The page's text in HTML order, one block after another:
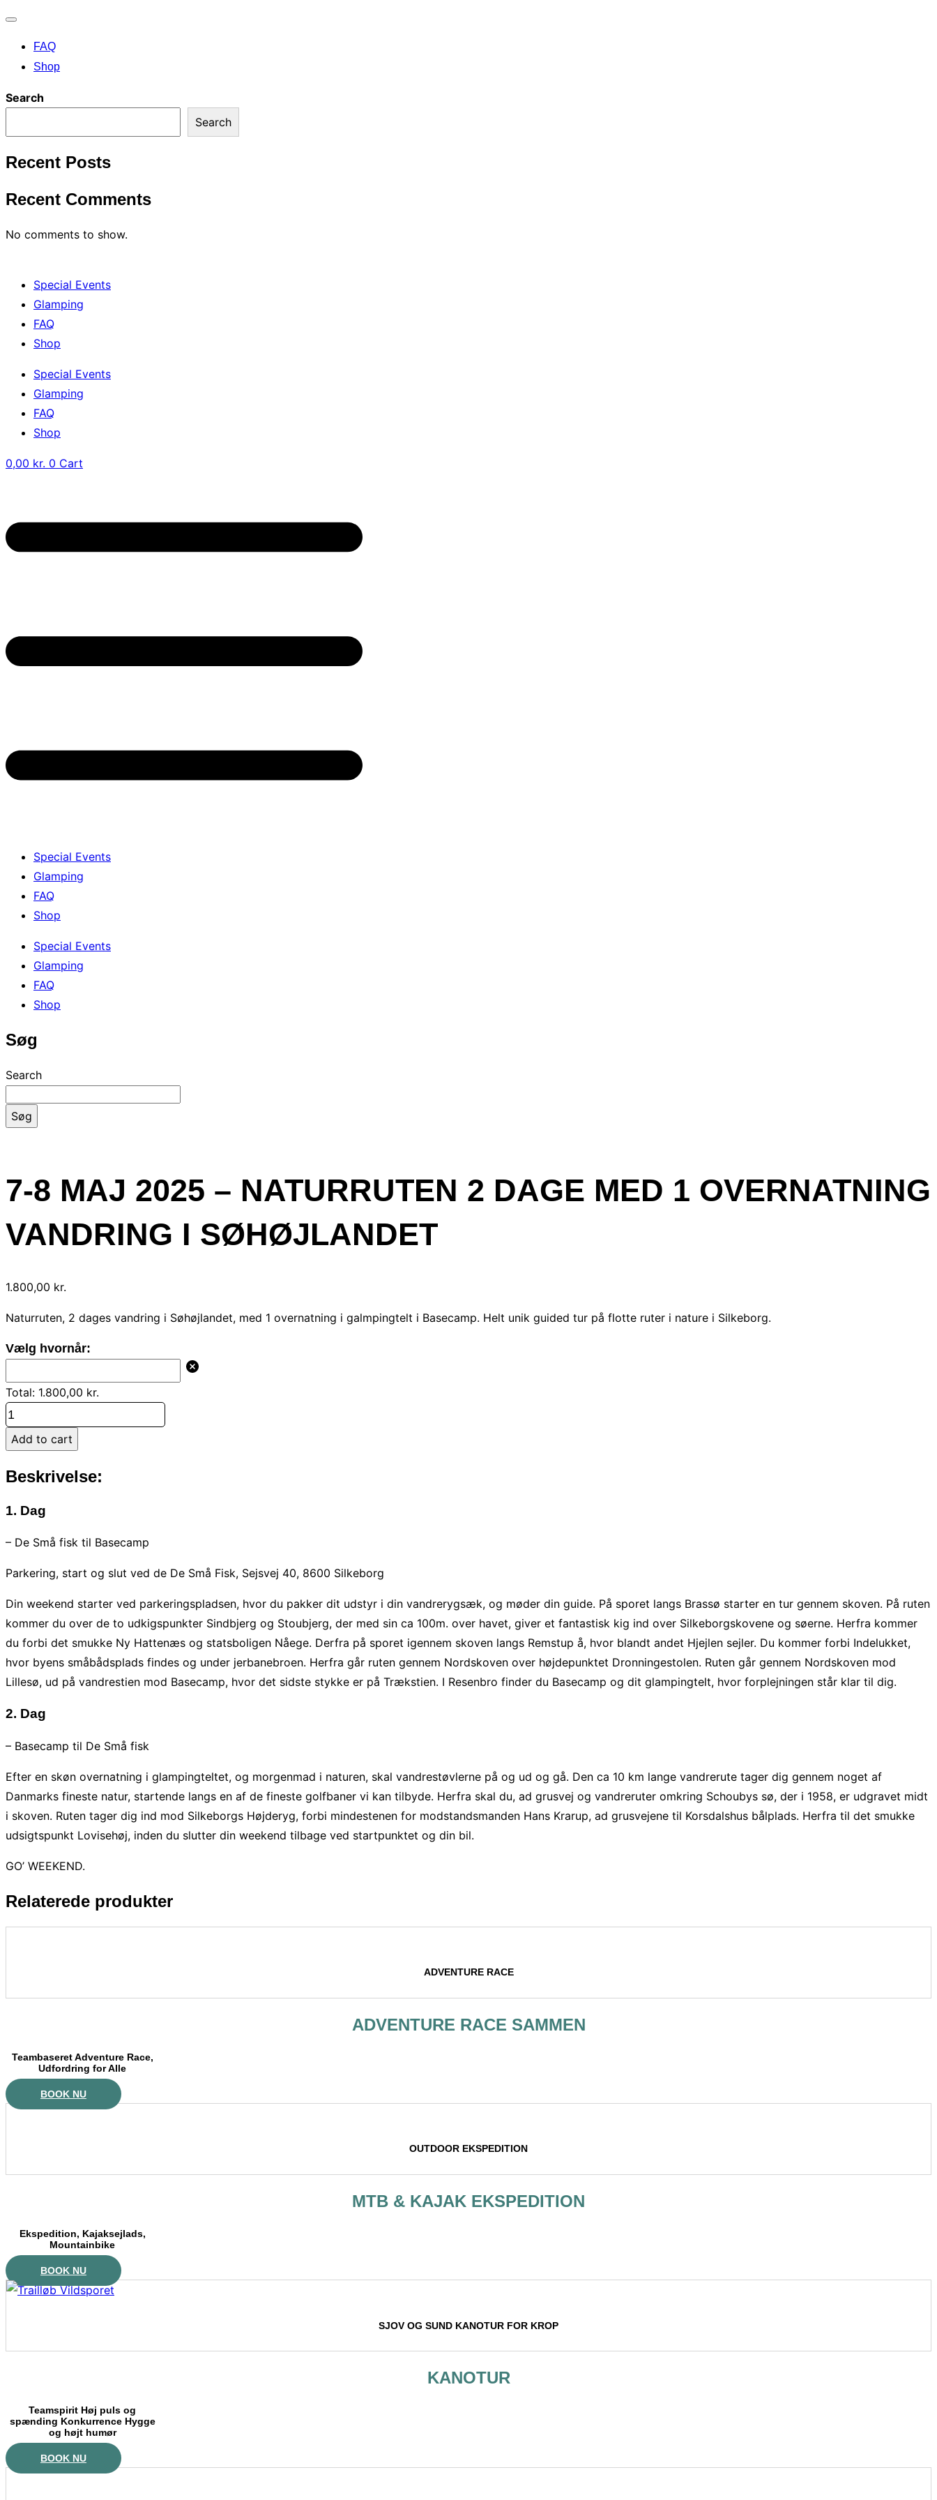
navigation
FAQ
Shop
Search
Search
Recent Posts
Recent Comments
No comments to show.
Special Events
Glamping
FAQ
Shop
Special Events
Glamping
FAQ
Shop
0,00 kr. 0 Cart
Special Events
Glamping
FAQ
Shop
Special Events
Glamping
FAQ
Shop
Søg
Search
Søg
7-8 MAJ 2025 – NATURRUTEN 2 DAGE MED 1 OVERNATNING
VANDRING I SØHØJLANDET
1.800,00 kr.
Naturruten, 2 dages vandring i Søhøjlandet, med 1 overnatning i galmpingtelt i Basecamp. Helt unik guided tur på flotte ruter i nature i Silkeborg.
Vælg hvornår:
Total: 1.800,00 kr.
7-
8
MAJ
2025
NATURRUTEN
DAGE
MED
OVERNATNING
VANDRING
I
SØHØJLANDET
quantity
Add to cart
Beskrivelse:
1. Dag
– De Små fisk til Basecamp
Parkering, start og slut ved de De Små Fisk, Sejsvej 40, 8600 Silkeborg
Din weekend starter ved parkeringspladsen, hvor du pakker dit udstyr i din vandrerygsæk, og møder din guide. På sporet langs Brassø starter en tur gennem skoven. På ruten
kommer du over de to udkigspunkter Sindbjerg og Stoubjerg, der med sin ca 100m. over havet, giver et fantastisk kig ind over Silkeborgskovene og søerne. Herfra kommer
du forbi det smukke Ny Hattenæs og statsboligen Nåege. Derfra på sporet igennem skoven langs Remstup å, hvor blandt andet Hjejlen sejler. Du kommer forbi Indelukket,
hvor byens småbådsplads findes og under jerbanebroen. Herfra går ruten gennem Nordskoven over højdepunktet Dronningestolen. Ruten går gennem Nordskoven mod
Lillesø, ud på vandrestien mod Basecamp, hvor det sidste stykke er på Trækstien. I Resenbro finder du Basecamp og dit glampingtelt, hvor forplejningen står klar til dig.
2. Dag
– Basecamp til De Små fisk
Efter en skøn overnatning i glampingteltet, og morgenmad i naturen, skal vandrestøvlerne på og ud og gå. Den ca 10 km lange vandrerute tager dig gennem noget af
Danmarks fineste natur, startende langs en af de fineste golfbaner vi kan tilbyde. Herfra skal du, ad grusvej og vandreruter omkring Schoubys sø, der i 1958, er udgravet midt
i skoven. Ruten tager dig ind mod Silkeborgs Højderyg, forbi mindestenen for modstandsmanden Hans Krarup, ad grusvejene til Korsdalshus bålplads. Herfra til det smukke
udsigtspunkt Lovisehøj, inden du slutter din weekend tilbage ved startpunktet og din bil.
GO’ WEEKEND.
Relaterede produkter
ADVENTURE RACE
ADVENTURE RACE SAMMEN
Teambaseret Adventure Race,
Udfordring for Alle
BOOK NU
OUTDOOR EKSPEDITION
MTB & KAJAK EKSPEDITION
Ekspedition, Kajaksejlads,
Mountainbike
BOOK NU
SJOV OG SUND KANOTUR FOR KROP
KANOTUR
Teamspirit Høj puls og
spænding Konkurrence Hygge
og højt humør
BOOK NU